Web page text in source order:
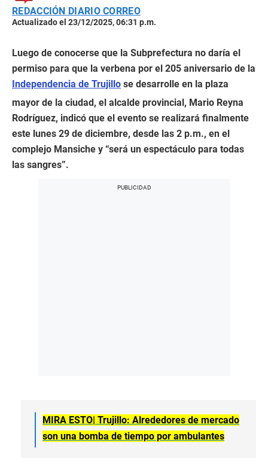
REDACCIÓN DIARIO CORREO
Actualizado el 23/12/2025, 06:31 p.m.
Luego de conocerse que la Subprefectura no daría el
permiso para que la verbena por el 205 aniversario de la
Independencia de Trujillo se desarrolle en la plaza
mayor de la ciudad, el alcalde provincial, Mario Reyna
Rodríguez, indicó que el evento se realizará finalmente
este lunes 29 de diciembre, desde las 2 p.m., en el
complejo Mansiche y “será un espectáculo para todas
las sangres”.
MIRA ESTO| Trujillo: Alrededores de mercado
son una bomba de tiempo por ambulantes